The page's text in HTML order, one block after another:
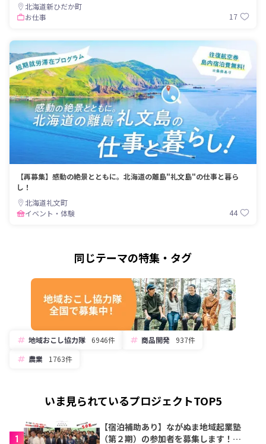
北海道新ひだか町
お仕事
17
【再募集】感動の絶景とともに。北海道の離島"礼文島"の仕事と暮ら
し！
北海道礼文町
イベント・体験
44
同じテーマの特集・タグ
地域おこし協力隊 6946件 商品開発
937件
農業
1763件
いま見られているプロジェクトTOP5
1
【宿泊補助あり】ながぬま地域起業塾
（第２期）の参加者を募集します！